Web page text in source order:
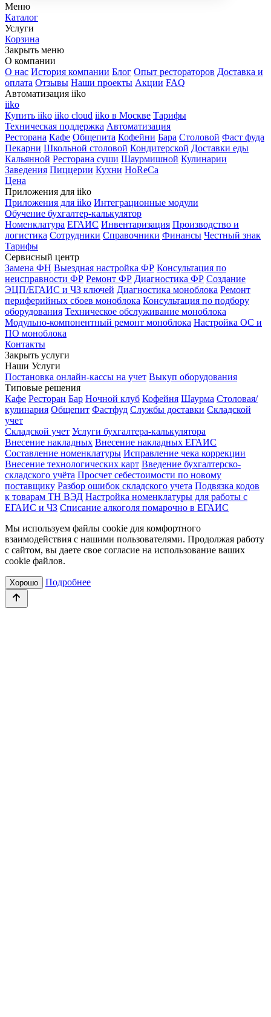
Меню
Каталог
Услуги
Корзина
Закрыть меню
О компании
О нас История компании Блог Опыт рестораторов Доставка и
оплата Отзывы Наши проекты Акции FAQ
Автоматизация iiko
iiko
Купить iiko iiko cloud iiko в Москве Тарифы
Техническая поддержка Автоматизация
Ресторана Кафе Общепита Кофейни Бара Столовой Фаст фуда
Пекарни Школьной столовой Кондитерской Доставки еды
Кальянной Ресторана суши Шаурмишной Кулинарии
Заведения Пиццерии Кухни HoReCa
Цена
Приложения для iiko
Приложения для iiko Интеграционные модули
Обучение бухгалтер-калькулятор
Номенклатура ЕГАИС Инвентаризация Производство и
логистика Сотрудники Справочники Финансы Честный знак
Тарифы
Сервисный центр
Замена ФН Выездная настройка ФР Консультация по
неисправности ФР Ремонт ФР Диагностика ФР Создание
ЭЦП/ЕГАИС и ЧЗ ключей Диагностика моноблока Ремонт
периферийных сбоев моноблока Консультация по подбору
оборудования Техническое обслуживание моноблока
Модульно-компонентный ремонт моноблока Настройка ОС и
ПО моноблока
Контакты
Закрыть услуги
Наши Услуги
Постановка онлайн-кассы на учет Выкуп оборудования
Типовые решения
Кафе Ресторан Бар Ночной клуб Кофейня Шаурма Столовая/
кулинария Общепит Фастфуд Службы доставки Складской
учет
Складской учет Услуги бухгалтера-калькулятора
Внесение накладных Внесение накладных ЕГАИС
Составление номенклатуры Исправление чека коррекции
Внесение технологических карт Введение бухгалтерско-
складского учёта Просчет себестоимости по новому
поставщику Разбор ошибок складского учета Подвязка кодов
к товарам ТН ВЭД Настройка номенклатуры для работы с
ЕГАИС и ЧЗ Списание алкоголя помарочно в ЕГАИС
Мы используем файлы cookie для комфортного
взаимодействия с нашими пользователями. Продолжая работу
с сайтом, вы даете свое согласие на использование ваших
cookie файлов.
Хорошо Подробнее